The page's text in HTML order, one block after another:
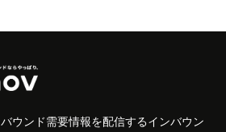
ウンド需要情報を配信するインバウン